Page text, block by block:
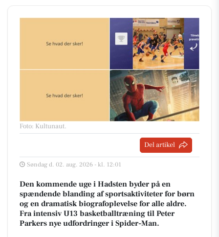
Foto: Kultunaut.
Del artikel
Søndag d. 02. aug. 2026 - kl. 12:01
Den kommende uge i Hadsten byder på en
spændende blanding af sportsaktiviteter for børn
og en dramatisk biografoplevelse for alle aldre.
Fra intensiv U13 basketballtræning til Peter
Parkers nye udfordringer i Spider-Man.